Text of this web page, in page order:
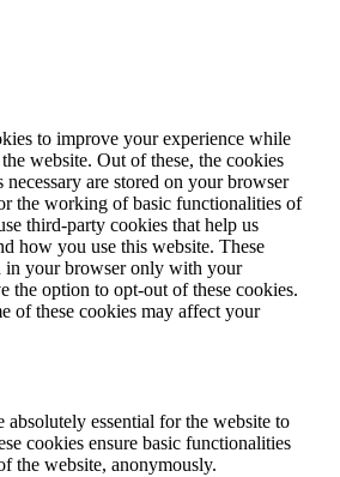
to improve your experience while
website. Out of these, the cookies
necessary are stored on your browser
the working of basic functionalities of
third-party cookies that help us
how you use this website. These
in your browser only with your
the option to opt-out of these cookies.
of these cookies may affect your
absolutely essential for the website to
cookies ensure basic functionalities
the website, anonymously.